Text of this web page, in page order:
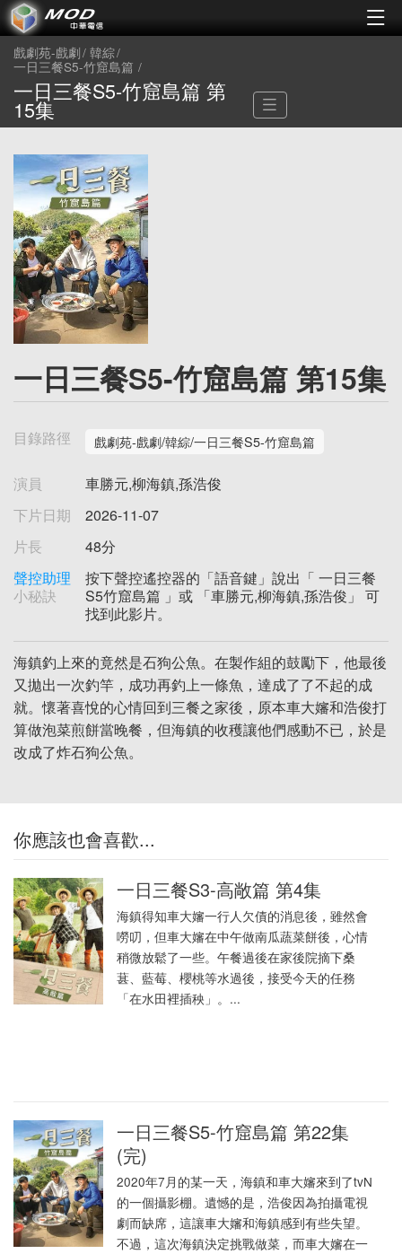
戲劇苑-戲劇 韓綜
一日三餐S5-竹窟島篇
一日三餐S5-竹窟島篇 第
15集
一日三餐S5-竹窟島篇 第15集
目錄路徑 戲劇苑-戲劇/韓綜/一日三餐S5-竹窟島篇
演員
車勝元,柳海鎮,孫浩俊
下片日期
2026-11-07
片長
48分
聲控助理
小秘訣
按下聲控遙控器的「語音鍵」說出「 一日三餐
S5竹窟島篇 」或 「車勝元,柳海鎮,孫浩俊」 可
找到此影片。
海鎮釣上來的竟然是石狗公魚。在製作組的鼓勵下，他最後
又拋出一次釣竿，成功再釣上一條魚，達成了了不起的成
就。懷著喜悅的心情回到三餐之家後，原本車大嬸和浩俊打
算做泡菜煎餅當晚餐，但海鎮的收穫讓他們感動不已，於是
改成了炸石狗公魚。
你應該也會喜歡...
一日三餐S3-高敞篇 第4集
海鎮得知車大嬸一行人欠債的消息後，雖然會
嘮叨，但車大嬸在中午做南瓜蔬菜餅後，心情
稍微放鬆了一些。午餐過後在家後院摘下桑
葚、藍莓、櫻桃等水過後，接受今天的任務
「在水田裡插秧」。...
一日三餐S5-竹窟島篇 第22集
(完)
2020年7月的某一天，海鎮和車大嬸來到了tvN
的一個攝影棚。遺憾的是，浩俊因為拍攝電視
劇而缺席，這讓車大嬸和海鎮感到有些失望。
不過，這次海鎮決定挑戰做菜，而車大嬸在一